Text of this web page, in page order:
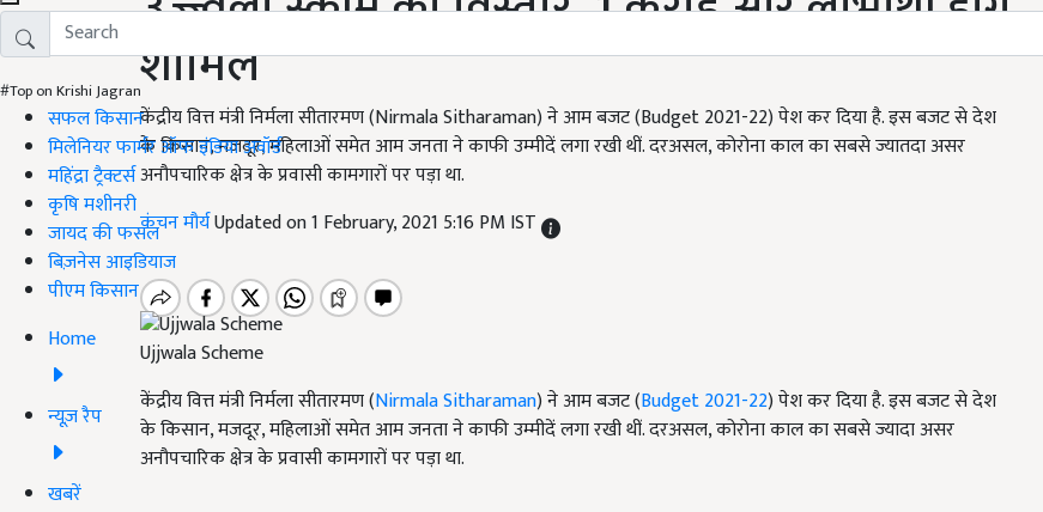
#Top on Krishi Jagran
सफल किसान
मिलेनियर फार्मर ऑफ इंडिया अवॉर्ड
महिंद्रा ट्रैक्टर्स
कृषि मशीनरी
जायद की फसल
बिज़नेस आइडियाज
पीएम किसान
Home
न्यूज़ रैप
खबरें
शामिल
केंद्रीय वित्त मंत्री निर्मला सीतारमण (Nirmala Sitharaman) ने आम बजट (Budget 2021-22) पेश कर दिया है. इस बजट से देश
के किसान, मजदूर, महिलाओं समेत आम जनता ने काफी उम्मीदें लगा रखी थीं. दरअसल, कोरोना काल का सबसे ज्यातदा असर
अनौपचारिक क्षेत्र के प्रवासी कामगारों पर पड़ा था.
कंचन मौर्यUpdated on 1 February, 2021 5:16 PM IST
Ujjwala Scheme
केंद्रीय वित्त मंत्री निर्मला सीतारमण (Nirmala Sitharaman) ने आम बजट (Budget 2021-22) पेश कर दिया है. इस बजट से देश
के किसान, मजदूर, महिलाओं समेत आम जनता ने काफी उम्मीदें लगा रखी थीं. दरअसल, कोरोना काल का सबसे ज्‍यादा असर
अनौपचारिक क्षेत्र के प्रवासी कामगारों पर पड़ा था.